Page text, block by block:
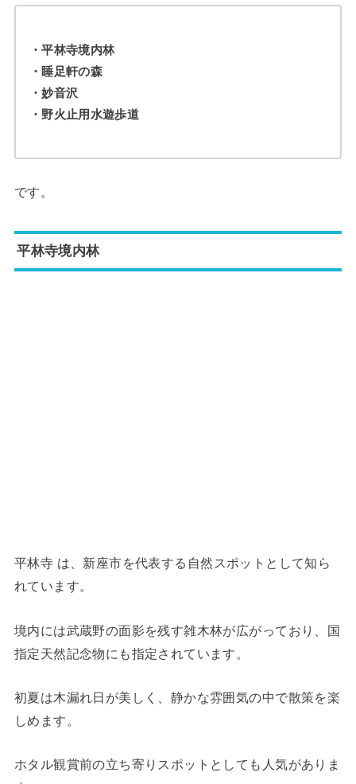
・平林寺境内林
・睡足軒の森
・妙音沢
・野火止用水遊歩道
です。
平林寺境内林
平林寺 は、新座市を代表する自然スポットとして知ら
れています。
境内には武蔵野の面影を残す雑木林が広がっており、国
指定天然記念物にも指定されています。
初夏は木漏れ日が美しく、静かな雰囲気の中で散策を楽
しめます。
ホタル観賞前の立ち寄りスポットとしても人気がありま